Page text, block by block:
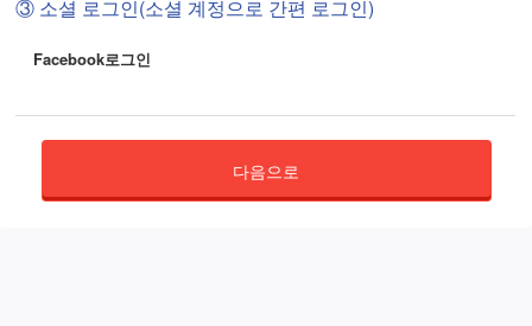
③ 소셜 로그인(소셜 계정으로 간편 로그인)
Facebook로그인